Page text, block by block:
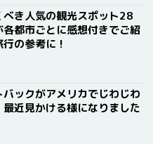
べき人気の観光スポット28
都市ごとに感想付きでご紹
の参考に！
バックがアメリカでじわじわ
最近見かける様になりました